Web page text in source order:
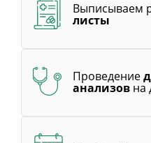
Выписываем
листы
Проведение
анализов на